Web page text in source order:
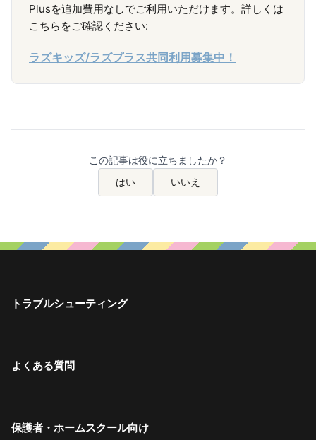
Plusを追加費用なしでご利用いただけます。詳しくは
こちらをご確認ください:
ラズキッズ/ラズプラス共同利用募集中！
この記事は役に立ちましたか？
はい
いいえ
トラブルシューティング
よくある質問
保護者・ホームスクール向け